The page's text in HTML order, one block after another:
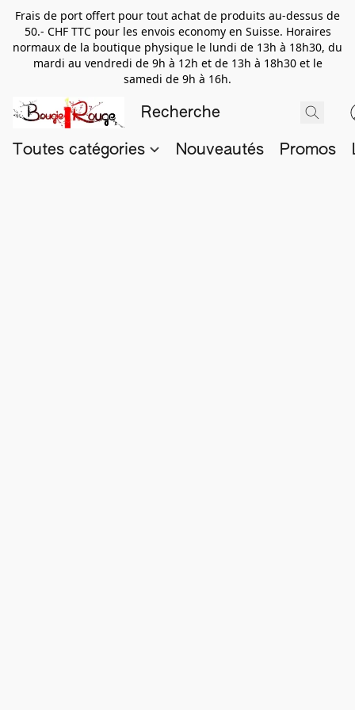
Frais de port offert pour tout achat de produits au-dessus de
50.- CHF TTC pour les envois economy en Suisse. Horaires
normaux de la boutique physique le lundi de 13h à 18h30, du
mardi au vendredi de 9h à 12h et de 13h à 18h30 et le
samedi de 9h à 16h.
Toutes catégories Nouveautés Promos